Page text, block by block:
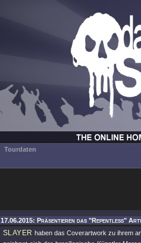
Tourdaten
17.06.2015: Präsentieren das "Repentless"
SLAYER haben das Coverartwork zu ihrem